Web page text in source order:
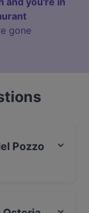
gone
Pozzo